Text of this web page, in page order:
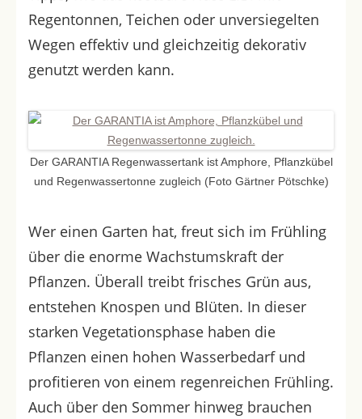
Regentonnen, Teichen oder unversiegelten
Wegen effektiv und gleichzeitig dekorativ
genutzt werden kann.
Der GARANTIA Regenwassertank ist Amphore, Pflanzkübel
und Regenwassertonne zugleich (Foto Gärtner Pötschke)
Wer einen Garten hat, freut sich im Frühling
über die enorme Wachstumskraft der
Pflanzen. Überall treibt frisches Grün aus,
entstehen Knospen und Blüten. In dieser
starken Vegetationsphase haben die
Pflanzen einen hohen Wasserbedarf und
profitieren von einem regenreichen Frühling.
Auch über den Sommer hinweg brauchen